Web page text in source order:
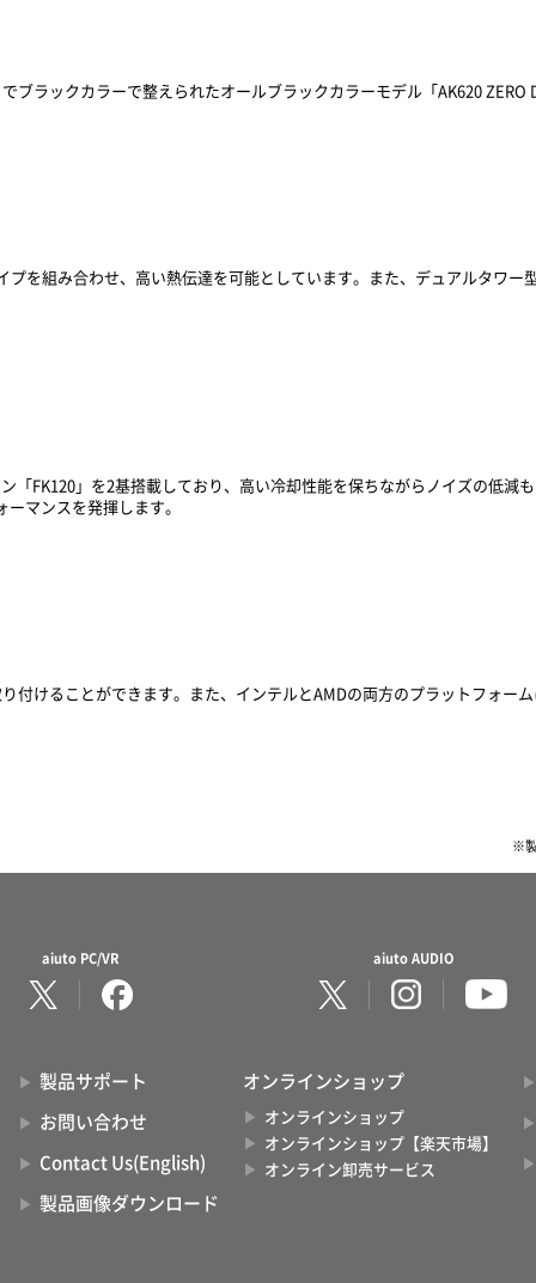
ブラックカラーで整えられたオールブラックカラーモデル「AK620 ZERO
を組み合わせ、高い熱伝達を可能としています。また、デュアルタワ
「FK120」を2基搭載しており、高い冷却性能を保ちながらノイズの低減
マンスを発揮します。
付けることができます。また、インテルとAMDの両方のプラットフォー
※製
aiuto PC/VR aiuto AUDIO
製品サポート
お問い合わせ
Contact Us(English)
製品画像ダウンロード
オンラインショップ
オンラインショップ
オンラインショップ【楽天市場】
オンライン卸売サービス